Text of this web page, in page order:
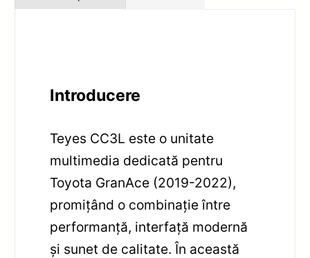
Introducere
Teyes CC3L este o unitate
multimedia dedicată pentru
Toyota GranAce (2019-2022),
promițând o combinație între
performanță, interfață modernă
și sunet de calitate. În această